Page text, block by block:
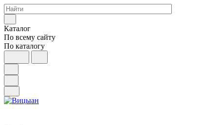
Каталог
По всему сайту
По каталогу